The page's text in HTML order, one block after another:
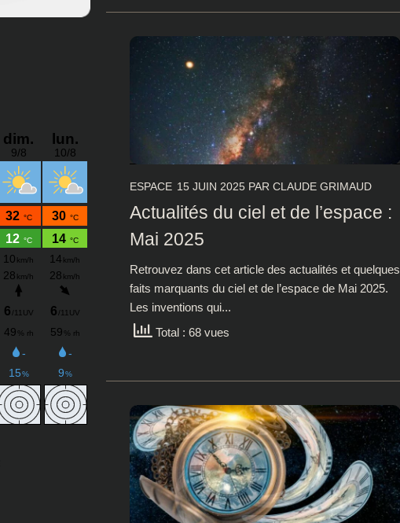
ESPACE 15 JUIN 2025 PAR CLAUDE GRIMAUD
Actualités du ciel et de l’espace :
Mai 2025
Retrouvez dans cet article des actualités et quelques
faits marquants du ciel et de l’espace de Mai 2025.
Les inventions qui...
Total : 68 vues